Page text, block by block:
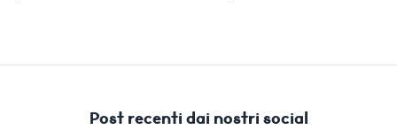
Post recenti dai nostri social